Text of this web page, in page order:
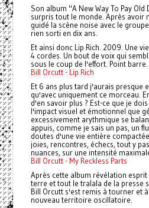
Son album "A New Way To Pay
surpris tout le monde. Après avoir
guidé la scène noise avec le groupe
rien sorti en dix ans.
Et ainsi donc Lip Rich. 2009. Une
4 cordes. Un bout de voix qui
sous le coup de l'effort. Point barre.
Bill Orcutt - Lip Rich
Et 6 ans plus tard j'aurais presque
qu'avec uniquement ce morceau.
d'en savoir plus ? Est-ce que je
l'impact visuel et émotionnel que
excessivement arythmique se
appuis, comme je sais un pas, un
doutes d'une vie entière
joies, rencontres, échecs, tout y
nuances, sur une intensité
Bill Orcutt - My Reckless Parts
Après cette album révélation
terre et tout le tralala de la presse
Bill Orcutt s'est remis à tourner et
nouveau territoire oscillatoire.